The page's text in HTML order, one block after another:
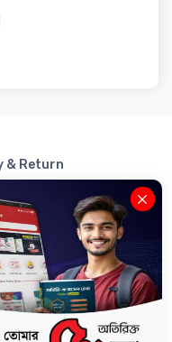
& Return
বহু বছরের অমিমাংসিত রহস্য উন্মোচন
সাময়িকী।